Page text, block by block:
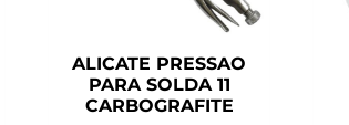
ALICATE PRESSAO
PARA SOLDA 11
CARBOGRAFITE